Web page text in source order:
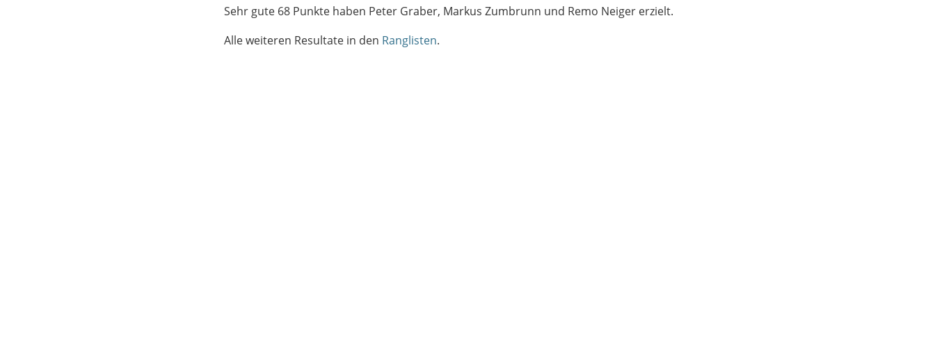
Sehr gute 68 Punkte haben Peter Graber, Markus Zumbrunn und Remo Neiger erzielt.
Alle weiteren Resultate in den Ranglisten.